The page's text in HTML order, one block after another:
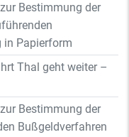
Bestimmung der
in Papierform
Thal geht weiter –
Bestimmung der
Bußgeldverfahren